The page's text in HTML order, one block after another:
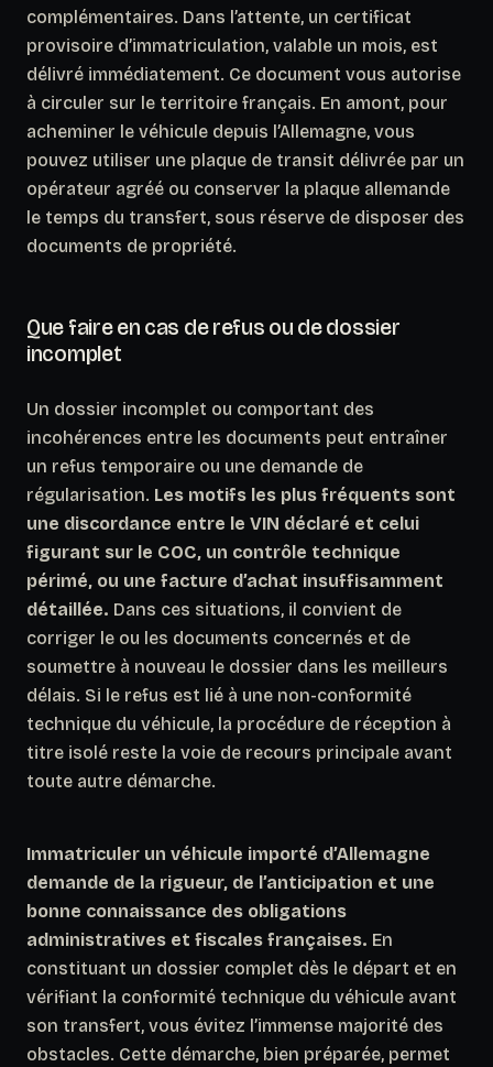
complémentaires. Dans l’attente, un certificat
provisoire d’immatriculation, valable un mois, est
délivré immédiatement. Ce document vous autorise
à circuler sur le territoire français. En amont, pour
acheminer le véhicule depuis l’Allemagne, vous
pouvez utiliser une plaque de transit délivrée par un
opérateur agréé ou conserver la plaque allemande
le temps du transfert, sous réserve de disposer des
documents de propriété.
Que faire en cas de refus ou de dossier
incomplet
Un dossier incomplet ou comportant des
incohérences entre les documents peut entraîner
un refus temporaire ou une demande de
régularisation. Les motifs les plus fréquents sont
une discordance entre le VIN déclaré et celui
figurant sur le COC, un contrôle technique
périmé, ou une facture d’achat insuffisamment
détaillée. Dans ces situations, il convient de
corriger le ou les documents concernés et de
soumettre à nouveau le dossier dans les meilleurs
délais. Si le refus est lié à une non-conformité
technique du véhicule, la procédure de réception à
titre isolé reste la voie de recours principale avant
toute autre démarche.
Immatriculer un véhicule importé d’Allemagne
demande de la rigueur, de l’anticipation et une
bonne connaissance des obligations
administratives et fiscales françaises. En
constituant un dossier complet dès le départ et en
vérifiant la conformité technique du véhicule avant
son transfert, vous évitez l’immense majorité des
obstacles. Cette démarche, bien préparée, permet